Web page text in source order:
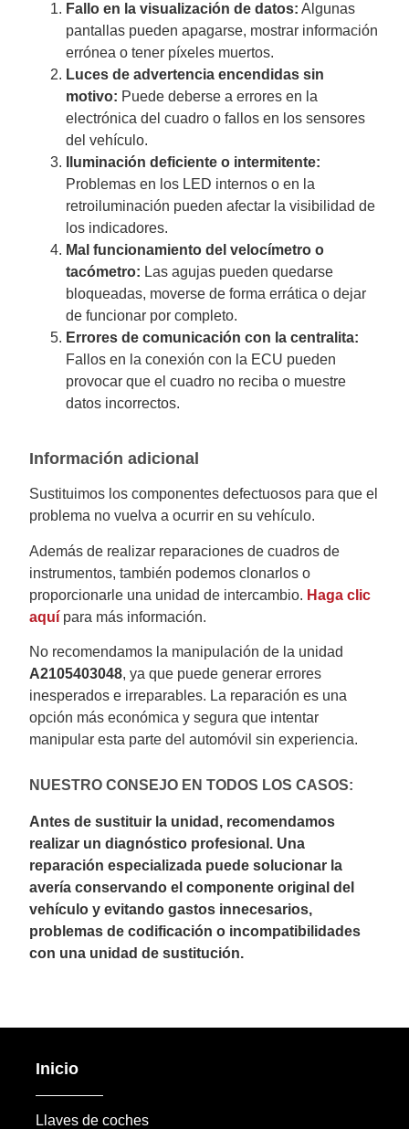
Fallo en la visualización de datos: Algunas
pantallas pueden apagarse, mostrar información
errónea o tener píxeles muertos.
Luces de advertencia encendidas sin
motivo: Puede deberse a errores en la
electrónica del cuadro o fallos en los sensores
del vehículo.
Iluminación deficiente o intermitente:
Problemas en los LED internos o en la
retroiluminación pueden afectar la visibilidad de
los indicadores.
Mal funcionamiento del velocímetro o
tacómetro: Las agujas pueden quedarse
bloqueadas, moverse de forma errática o dejar
de funcionar por completo.
Errores de comunicación con la centralita:
Fallos en la conexión con la ECU pueden
provocar que el cuadro no reciba o muestre
datos incorrectos.
Información adicional
Sustituimos los componentes defectuosos para que el
problema no vuelva a ocurrir en su vehículo.
Además de realizar reparaciones de cuadros de
instrumentos, también podemos clonarlos o
proporcionarle una unidad de intercambio. Haga clic
aquí para más información.
No recomendamos la manipulación de la unidad
A2105403048, ya que puede generar errores
inesperados e irreparables. La reparación es una
opción más económica y segura que intentar
manipular esta parte del automóvil sin experiencia.
NUESTRO CONSEJO EN TODOS LOS CASOS:
Antes de sustituir la unidad, recomendamos
realizar un diagnóstico profesional. Una
reparación especializada puede solucionar la
avería conservando el componente original del
vehículo y evitando gastos innecesarios,
problemas de codificación o incompatibilidades
con una unidad de sustitución.
Inicio
Llaves de coches